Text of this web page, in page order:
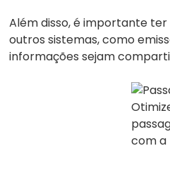
Além disso, é importante
outros sistemas, como
informações sejam
com a